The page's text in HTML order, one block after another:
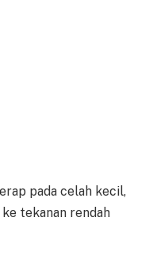
pada celah kecil,
tekanan rendah